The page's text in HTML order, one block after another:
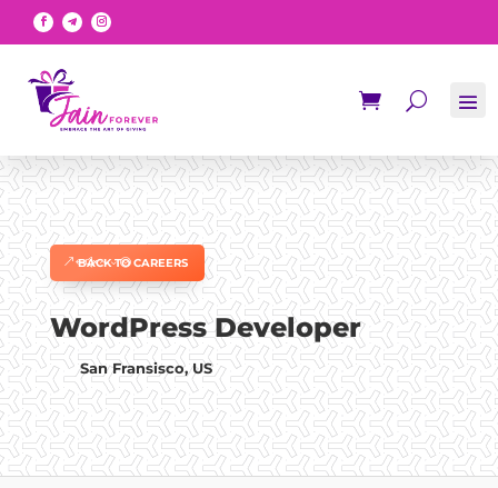
BACK TO CAREERS
WordPress Developer
San Fransisco, US